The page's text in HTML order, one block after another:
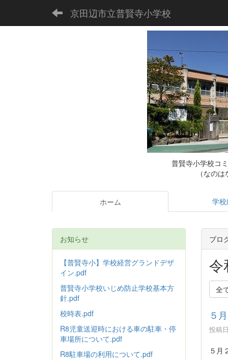
京田辺市立普賢寺小学校
普賢寺小学校コ
（なの
ホーム 学
ブロ
令
全
５
投稿
５月
お知らせ
【普賢寺小】学校経営グランドデザ
イン.pdf
普賢寺小学校いじめ防止学校基本方
針.pdf
校時表.pdf
R8児童送迎時における車の駐車・停
車場所について.pdf
R8駐車場の利用について.pdf